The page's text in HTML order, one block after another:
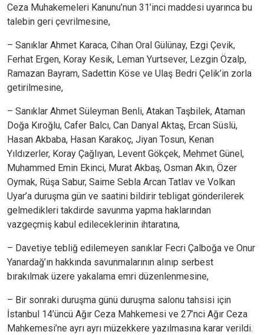
Ceza Muhakemeleri Kanunu’nun 31’inci maddesi uyarınca bu
talebin geri çevrilmesine,
– Sanıklar Ahmet Karaca, Cihan Oral Gülünay, Ezgi Çevik,
Ferhat Ergen, Koray Kesik, Leman Yurtsever, Lezgin Özalp,
Ramazan Bayram, Sadettin Köse ve Ulaş Bedri Çelik’in zorla
getirilmesine,
– Sanıklar Ahmet Süleyman Benli, Atakan Taşbilek, Ataman
Doğa Kıroğlu, Cafer Balcı, Can Danyal Aktaş, Ercan Süslü,
Hasan Akbaba, Hasan Karakoç, Jiyan Tosun, Kenan
Yıldızerler, Koray Çağlıyan, Levent Gökçek, Mehmet Günel,
Muhammed Emin Ekinci, Murat Akbaş, Osman Akın, Özer
Oymak, Rüşa Sabur, Saime Sebla Arcan Tatlav ve Volkan
Uyar’a duruşma gün ve saatini bildirir tebligat gönderilerek
gelmedikleri takdirde savunma yapma haklarından
vazgeçmiş kabul edileceklerinin ihtaratına,
– Davetiye tebliğ edilemeyen sanıklar Fecri Çalboğa ve Onur
Yanardağ’ın hakkında savunmalarının alınıp serbest
bırakılmak üzere yakalama emri düzenlenmesine,
– Bir sonraki duruşma günü duruşma salonu tahsisi için
İstanbul 14’üncü Ağır Ceza Mahkemesi ve 27’nci Ağır Ceza
Mahkemesi’ne ayrı ayrı müzekkere yazılmasına karar verildi.